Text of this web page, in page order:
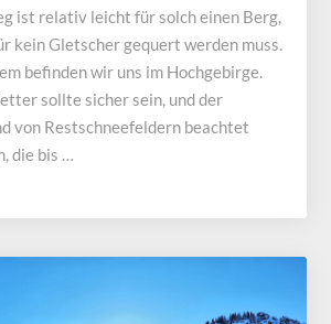
ist relativ leicht für solch einen Berg,
kein Gletscher gequert werden muss.
befinden wir uns im Hochgebirge.
sollte sicher sein, und der
von Restschneefeldern beachtet
die bis …